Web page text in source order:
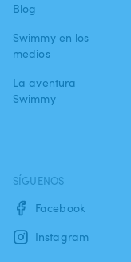
Blog
Swimmy en los
medios
La aventura
Swimmy
SÍGUENOS
Facebook
Instagram